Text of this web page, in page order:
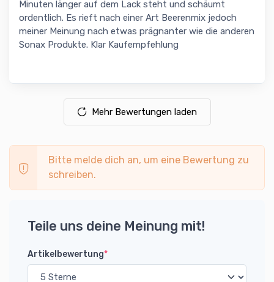
Minuten länger auf dem Lack steht und schäumt
ordentlich. Es rieft nach einer Art Beerenmix jedoch
meiner Meinung nach etwas prägnanter wie die anderen
Sonax Produkte. Klar Kaufempfehlung
Mehr Bewertungen laden
Bitte melde dich an, um eine Bewertung zu
schreiben.
Teile uns deine Meinung mit!
Artikelbewertung*